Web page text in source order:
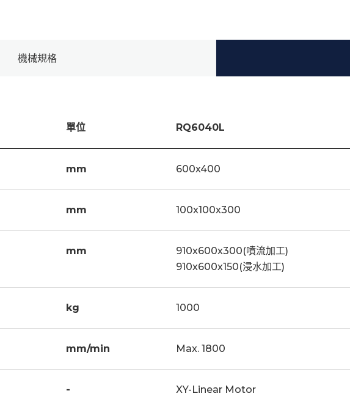
機械規格
單位 RQ6040L
mm 600x400
mm 100x100x300
mm
910x600x300(噴流加工)
910x600x150(浸水加工)
kg 1000
mm/min Max. 1800
-
XY-Linear Motor
鑽石眼模 X 2PCS
給
銅線 X 1 (0.25)捲